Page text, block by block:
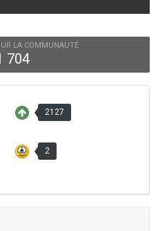
LA COMMUNAUTÉ
704
2127
2